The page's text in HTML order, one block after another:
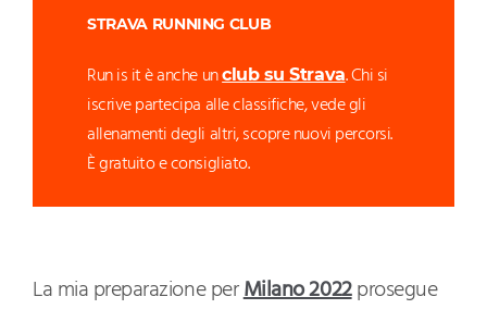
STRAVA RUNNING CLUB
Run is it è anche unclub su Strava. Chi si
iscrive partecipa alle classifiche, vede gli
allenamenti degli altri, scopre nuovi percorsi.
È gratuito e consigliato.
La mia preparazione perMilano 2022prosegue